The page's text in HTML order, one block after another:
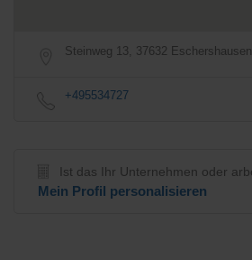
Steinweg 13, 37632
+495534727
Ist das Ihr Unternehmen oder
Mein Profil personalisieren